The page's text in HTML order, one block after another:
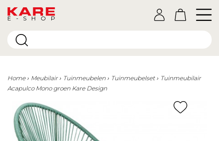
E-SHOP
Home Meubilair Tuinmeubelen Tuinmeubelset
Tuinmeubilair
Acapulco Mono groen Kare Design